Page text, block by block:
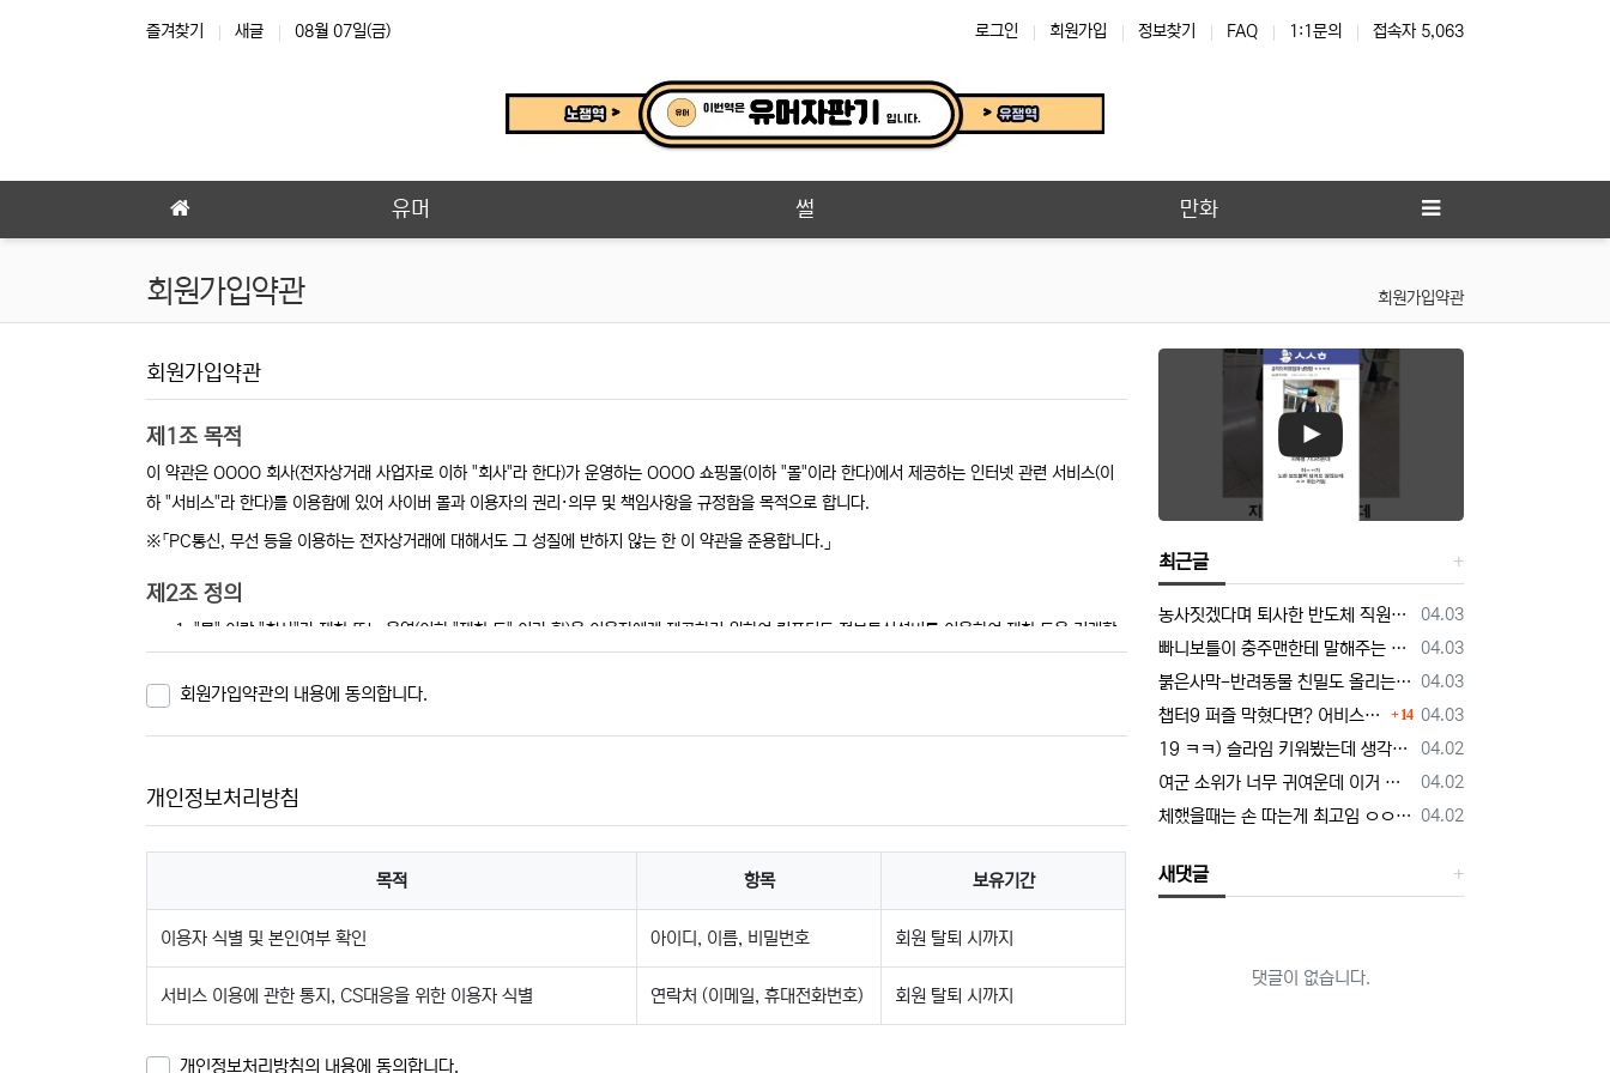
즐겨찾기 새글 08월 07일(금) 로그인 회원가입 정보찾기 FAQ 1:1문의 접속자 5,063
유머 썰 만화
회원가입약관 회원가입약관
회원가입약관
사이트 이용약관 안내
제1조 목적
이 약관은 OOOO 회사(전자상거래 사업자로 이하 "회사"라 한다)가 운영하는 OOOO 쇼핑몰(이하 "몰"이라 한다)에서 제공하는 인터넷 관련 서비스(이
하 "서비스"라 한다)를 이용함에 있어 사이버 몰과 이용자의 권리·의무 및 책임사항을 규정함을 목적으로 합니다.
※「PC통신, 무선 등을 이용하는 전자상거래에 대해서도 그 성질에 반하지 않는 한 이 약관을 준용합니다.」
제2조 정의
"몰" 이란 "회사"가 재화 또는 용역(이하 "재화 등" 이라 함)을 이용자에게 제공하기 위하여 컴퓨터등 정보통신설비를 이용하여 재화 등을 거래할
"이용자"란 "몰"에 접속하여 이 약관에 따라 "몰"이 제공하는 서비스를 받는 회원 및 비회원을 말합니다.
제3조 약관 등의 명시와 설명 및 개정
전자우편주소, 사업자등록번호, 통신판매업 신고번호, 개인정보관리책임자 등을 이용자가 쉽게 알 수 있도록 사이버몰의 초기 서비스화면(전면)
"몰"은 이용자가 약관에 동의하기에 앞서 약관에 정하여져 있는 내용 중 청약철회·배송책임·환불조건 등과 같은 중요한 내용을 이용자가 이해할
"몰"은 「전자상거래 등에서의 소비자보호에 관한 법률」, 「약관의 규제에 관한 법률」, 「전자문서 및 전자거래기본법」, 「전자금융거래법」, 「전자서
회원가입약관의 내용에 동의합니다.
개인정보처리방침
목적 항목 보유기간
이용자 식별 및 본인여부 확인 아이디, 이름, 비밀번호 회원 탈퇴 시까지
서비스 이용에 관한 통지, CS대응을 위한 이용자 식별 연락처 (이메일, 휴대전화번호) 회원 탈퇴 시까지
개인정보처리방침의 내용에 동의합니다.
최근글
등록일
04.03
농사짓겠다며 퇴사한 반도체 직원… 근황 밝혀짐
등록일
04.03
빠니보틀이 충주맨한테 말해주는 닭갈비의 정석
등록일
04.03
붉은사막-반려동물 친밀도 올리는 법, 강아지는 확정 고양이는 조건 확인
등록일
04.03
챕터9 퍼즐 막혔다면? 어비스 하늘길 + 3단계 퍼즐 공략 순서 정리 (길찾기 포함) 14
등록일
04.02
19 ㅋㅋ) 슬라임 키워봤는데 생각보다 건전함.manhwa
등록일
04.02
여군 소위가 너무 귀여운데 이거 정상 맞냐.manhwa
등록일
04.02
체했을때는 손 따는게 최고임 ㅇㅇ 외국인도 인정
새댓글
댓글이 없습니다.